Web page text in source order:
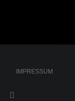
IMPRESSUM